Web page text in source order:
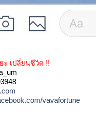
ะ เปลี่ยนชีวิต !!
vavafortune